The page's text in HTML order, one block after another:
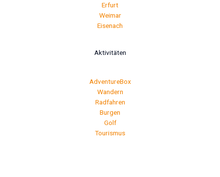
Erfurt
Weimar
Eisenach
Aktivitäten
AdventureBox
Wandern
Radfahren
Burgen
Golf
Tourismus